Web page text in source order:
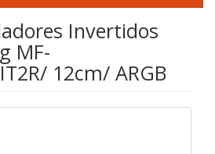
Invertidos
MF-
12cm/ ARGB